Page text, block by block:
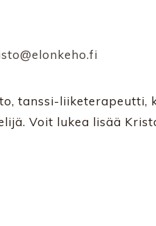
tanssi-liiketerapeutti,
Voit lukea lisää